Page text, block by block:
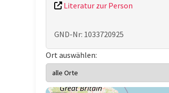
Literatur zur Person
GND-Nr: 1033720925
Ort auswählen: